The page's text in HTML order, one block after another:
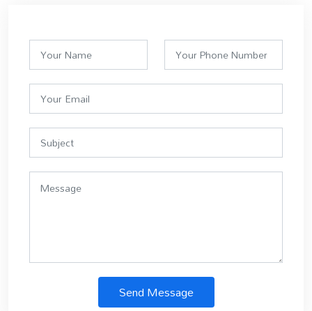
Send Message